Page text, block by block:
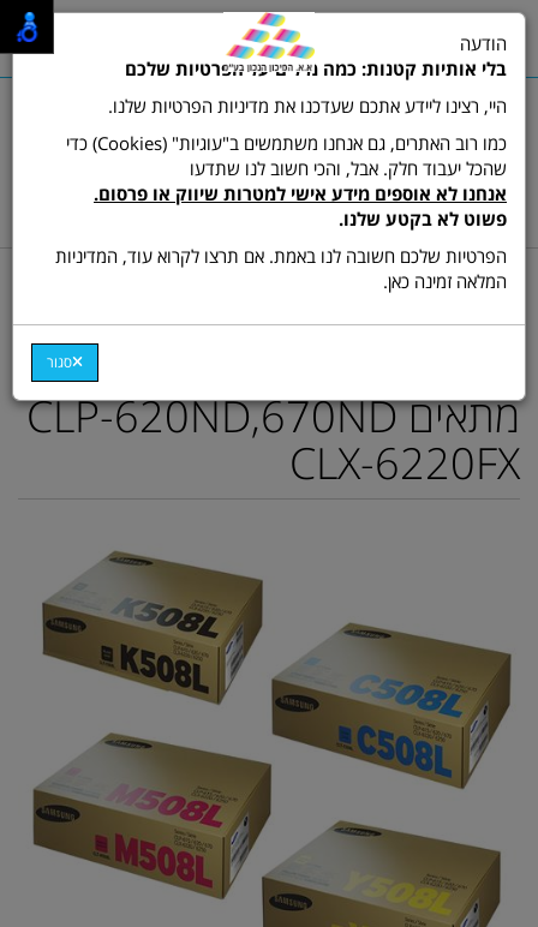
שרות לקוחות ותמיכה:03-9511473
hamikun4u@gmail.com
תפריט
דף בית מתכלים (טונרים ודיו) טונר צבע מקורי
סט 4 טונרים C/M/Y/K
מקוריים סמסונג CLT- 508L
מתאים CLP-620ND,670ND
CLX-6220FX
הודעה
בלי אותיות קטנות: כמה מילים על הפרטיות שלכם
היי, רצינו ליידע אתכם שעדכנו את מדיניות הפרטיות שלנו.
כמו רוב האתרים, גם אנחנו משתמשים ב"עוגיות" (Cookies) כדי
שהכל יעבוד חלק. אבל, והכי חשוב לנו שתדעו
אנחנו לא אוספים מידע אישי למטרות שיווק או פרסום.
פשוט לא בקטע שלנו.
הפרטיות שלכם חשובה לנו באמת. אם תרצו לקרוא עוד, המדיניות
המלאה זמינה כאן.
סגור